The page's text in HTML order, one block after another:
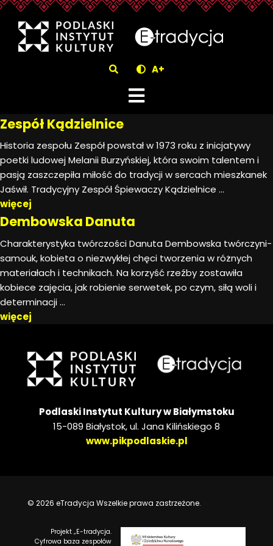
eTradycjaZespół
Szukaj A+
Zespół Kądzielnice
Historia zespołu Zespół powstał w 1973 roku z inicjatywy
poetki ludowej Melanii Burzyńskiej, która swoim talentem i
pasją zaszczepiła miłość do tradycji w sercach mieszkanek
Jaświł. Tradycyjny Zespół Śpiewaczy Kądzielnice ...
więcej
Dembowska Danuta
Charakterystyka twórczości Danuta Dembowska twórczyni-
samouk, kobieta o niezwykłej chęci tworzenia w różnych
materiałach i technikach. Na korzyść rzeźby zostawiła
kobiece zajęcia, jak robienie serwetek, po czym, siłą woli i
determinacji ...
więcej
Podlaski Instytut Kultury w Białymstoku
15-089 Białystok, ul. Jana Kilińskiego 8
www.pikpodlaskie.pl
© 2026 eTradycja Wszelkie prawa zastrzeżone.
Projekt „E-tradycja.
Cyfrowa baza zespołów